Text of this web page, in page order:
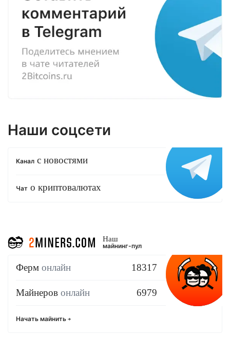
Наши соцсети
Канал с новостями
Чат о криптовалютах
Наш
майнинг-пул
Ферм онлайн 18317
Майнеров онлайн 6979
Начать майнить